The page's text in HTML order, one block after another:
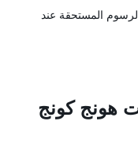
المستحقة عند
هونج كونج